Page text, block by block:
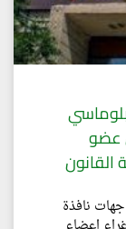
عضو
نافذة